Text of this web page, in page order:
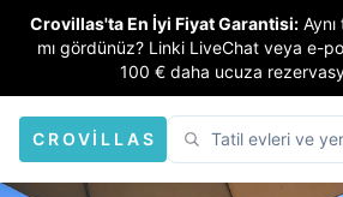
Crovillas'ta En İyi Fiyat Garantisi:
mı gördünüz? Linki LiveChat veya e-
100 € daha ucuza
CROVILLAS